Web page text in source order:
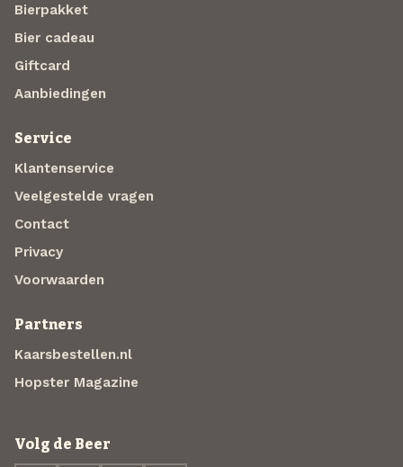
Bierpakket
Bier cadeau
Giftcard
Aanbiedingen
Service
Klantenservice
Veelgestelde vragen
Contact
Privacy
Voorwaarden
Partners
Kaarsbestellen.nl
Hopster Magazine
Volg de Beer